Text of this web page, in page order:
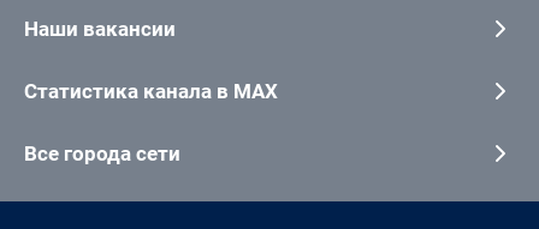
Наши вакансии
Статистика канала в MAX
Все города сети